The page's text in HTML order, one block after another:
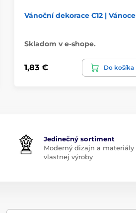
Vánoční dekorace C12 | Vánoce
Skladom v e-shope.
1,83 € Do košíka
Jedinečný sortiment
Moderný dizajn a materiály
vlastnej výroby